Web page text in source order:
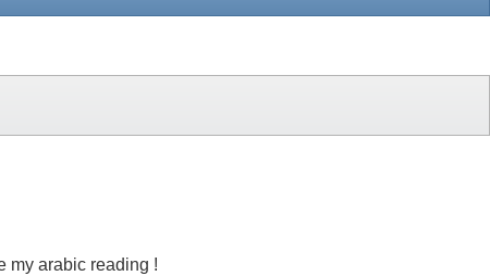
my arabic reading !